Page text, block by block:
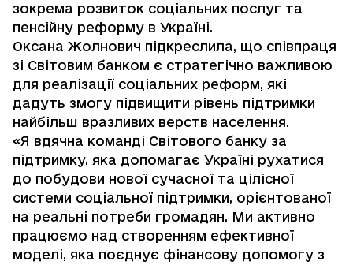
зокрема розвиток соціальних послуг та
пенсійну реформу в Україні.
Оксана Жолнович підкреслила, що співпраця
зі Світовим банком є стратегічно важливою
для реалізації соціальних реформ, які
дадуть змогу підвищити рівень підтримки
найбільш вразливих верств населення.
«Я вдячна команді Світового банку за
підтримку, яка допомагає Україні рухатися
до побудови нової сучасної та цілісної
системи соціальної підтримки, орієнтованої
на реальні потреби громадян. Ми активно
працюємо над створенням ефективної
моделі, яка поєднує фінансову допомогу з